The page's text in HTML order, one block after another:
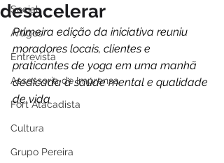
Social
Artigos
Entrevista
Assessoria de Imprensa
Fort Atacadista
Cultura
Grupo Pereira
desacelerar
Primeira edição da iniciativa reuniu
moradores locais, clientes e
praticantes de yoga em uma manhã
dedicada à saúde mental e qualidade
de vida